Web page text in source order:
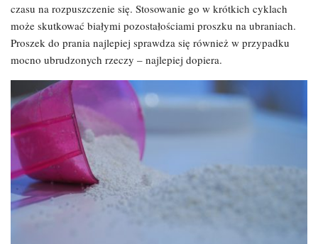
czasu na rozpuszczenie się. Stosowanie go w krótkich cyklach
może skutkować białymi pozostałościami proszku na ubraniach.
Proszek do prania najlepiej sprawdza się również w przypadku
mocno ubrudzonych rzeczy – najlepiej dopiera.